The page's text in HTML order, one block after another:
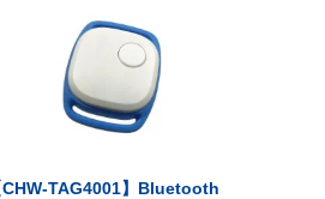
CHW-TAG4001】Bluetooth